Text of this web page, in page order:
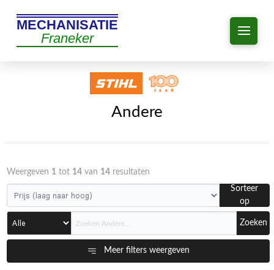
MECHANISATIE
Franeker
Andere
Weergeven 1tot 14van 14resultaten
Sorteer
op
Zoeken
Meer filters weergeven